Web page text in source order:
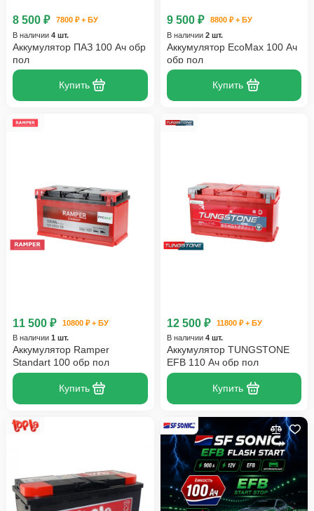
8 500 ₽
7800 ₽ + БУ
В наличии 4 шт.
Аккумулятор ПАЗ 100 Ач обр
пол
Купить
9 500 ₽
8800 ₽ + БУ
В наличии 2 шт.
Аккумулятор EcoMax 100 Ач
обр пол
Купить
11 500 ₽
10800 ₽ + БУ
В наличии 1 шт.
Аккумулятор Ramper
Standart 100 обр пол
Купить
12 500 ₽
11800 ₽ + БУ
В наличии 4 шт.
Аккумулятор TUNGSTONE
EFB 110 Ач обр пол
Купить